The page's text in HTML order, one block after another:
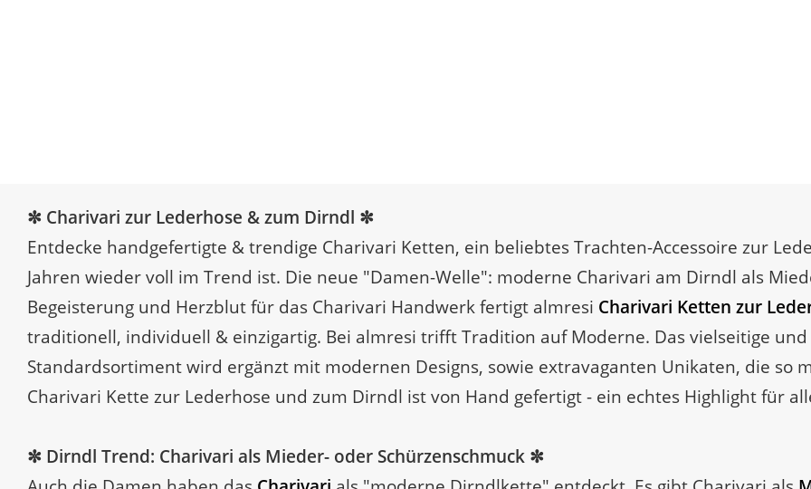
✼ Charivari zur Lederhose & zum Dirndl ✼
Entdecke handgefertigte & trendige Charivari Ketten, ein beliebtes Trachten-Accessoire zur
Jahren wieder voll im Trend ist. Die neue "Damen-Welle": moderne Charivari am Dirndl als
Begeisterung und Herzblut für das Charivari Handwerk fertigt almresi Charivari Ketten zur
traditionell, individuell & einzigartig. Bei almresi trifft Tradition auf Moderne. Das vielseitige
Standardsortiment wird ergänzt mit modernen Designs, sowie extravaganten Unikaten, die so
Charivari Kette zur Lederhose und zum Dirndl ist von Hand gefertigt - ein echtes Highlight für
✼ Dirndl Trend: Charivari als Mieder- oder Schürzenschmuck ✼